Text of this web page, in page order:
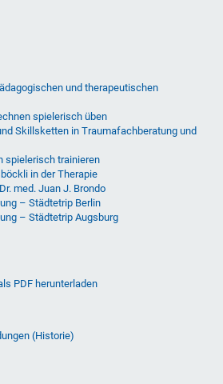
und therapeutischen
spielerisch üben
Skillsketten in Traumafachberatung und
spielerisch trainieren
in der Therapie
med. Juan J. Brondo
– Städtetrip Berlin
– Städtetrip Augsburg
PDF herunterladen
(Historie)